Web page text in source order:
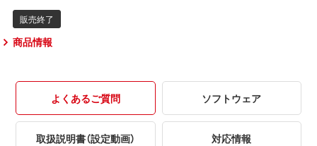
商品情報
よくあるご質問 ソフトウェア
取扱説明書（設定動画） 対応情報